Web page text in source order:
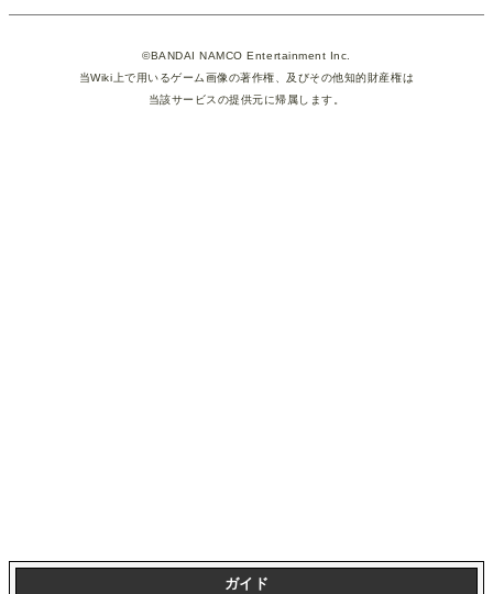
©BANDAI NAMCO Entertainment Inc.
当Wiki上で用いるゲーム画像の著作権、及びその他知的財産権は
当該サービスの提供元に帰属します。
ガイド